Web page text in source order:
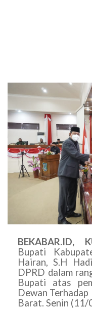
BEKABAR.ID,
Bupati
Hairan, S.H
DPRD dalam
Bupati atas
Dewan Terhadap
Barat. Senin (11/